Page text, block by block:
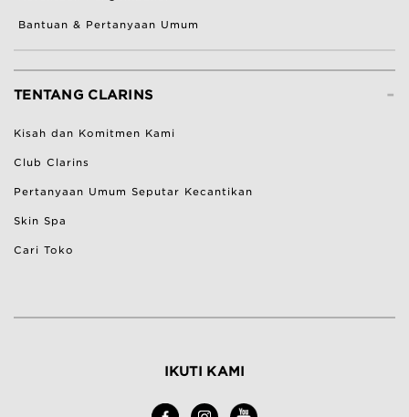
Bantuan & Pertanyaan Umum
-
TENTANG CLARINS
Kisah dan Komitmen Kami
Club Clarins
Pertanyaan Umum Seputar Kecantikan
Skin Spa
Cari Toko
IKUTI KAMI